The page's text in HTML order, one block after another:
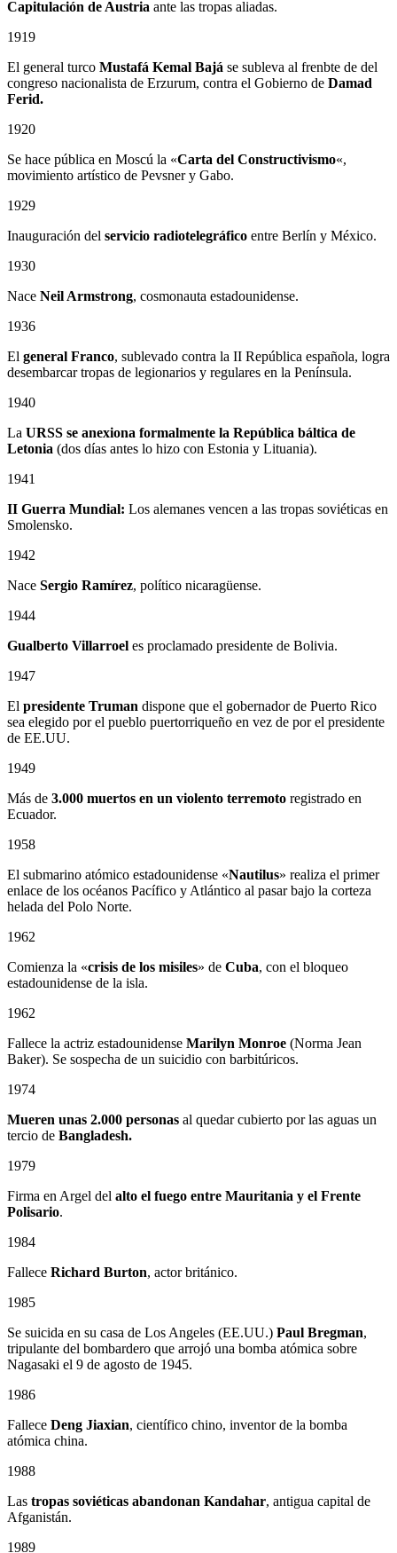
Capitulación de Austria ante las tropas aliadas.
1919
El general turco Mustafá Kemal Bajá se subleva al frenbte de del
congreso nacionalista de Erzurum, contra el Gobierno de Damad
Ferid.
1920
Se hace pública en Moscú la «Carta del Constructivismo«,
movimiento artístico de Pevsner y Gabo.
1929
Inauguración del servicio radiotelegráfico entre Berlín y México.
1930
Nace Neil Armstrong, cosmonauta estadounidense.
1936
El general Franco, sublevado contra la II República española, logra
desembarcar tropas de legionarios y regulares en la Península.
1940
La URSS se anexiona formalmente la República báltica de
Letonia (dos días antes lo hizo con Estonia y Lituania).
1941
II Guerra Mundial: Los alemanes vencen a las tropas soviéticas en
Smolensko.
1942
Nace Sergio Ramírez, político nicaragüense.
1944
Gualberto Villarroel es proclamado presidente de Bolivia.
1947
El presidente Truman dispone que el gobernador de Puerto Rico
sea elegido por el pueblo puertorriqueño en vez de por el presidente
de EE.UU.
1949
Más de 3.000 muertos en un violento terremoto registrado en
Ecuador.
1958
El submarino atómico estadounidense «Nautilus» realiza el primer
enlace de los océanos Pacífico y Atlántico al pasar bajo la corteza
helada del Polo Norte.
1962
Comienza la «crisis de los misiles» de Cuba, con el bloqueo
estadounidense de la isla.
1962
Fallece la actriz estadounidense Marilyn Monroe (Norma Jean
Baker). Se sospecha de un suicidio con barbitúricos.
1974
Mueren unas 2.000 personas al quedar cubierto por las aguas un
tercio de Bangladesh.
1979
Firma en Argel del alto el fuego entre Mauritania y el Frente
Polisario.
1984
Fallece Richard Burton, actor británico.
1985
Se suicida en su casa de Los Angeles (EE.UU.) Paul Bregman,
tripulante del bombardero que arrojó una bomba atómica sobre
Nagasaki el 9 de agosto de 1945.
1986
Fallece Deng Jiaxian, científico chino, inventor de la bomba
atómica china.
1988
Las tropas soviéticas abandonan Kandahar, antigua capital de
Afganistán.
1989